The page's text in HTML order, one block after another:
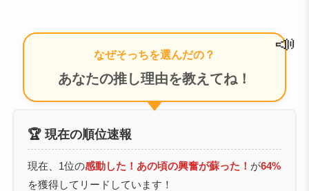
なぜそっちを選んだの？
あなたの推し理由を教えてね！
📣
🏆 現在の順位速報
現在、1位の感動した！あの頃の興奮が蘇った！ が64%
を獲得してリードしています！